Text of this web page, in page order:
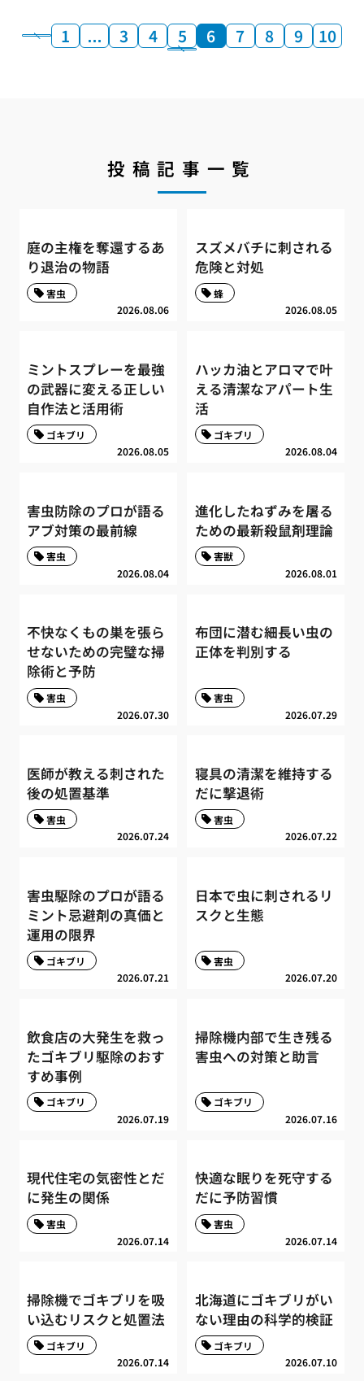
1 … 3 4 5 6 7 8 9 10
投稿記事一覧
庭の主権を奪還するあ
り退治の物語
2026.08.06
害虫
スズメバチに刺される
危険と対処
2026.08.05
蜂
ミントスプレーを最強
の武器に変える正しい
自作法と活用術
2026.08.05
ゴキブリ
ハッカ油とアロマで叶
える清潔なアパート生
活
2026.08.04
ゴキブリ
害虫防除のプロが語る
アブ対策の最前線
2026.08.04
害虫
進化したねずみを屠る
ための最新殺鼠剤理論
2026.08.01
害獣
不快なくもの巣を張ら
せないための完璧な掃
除術と予防
2026.07.30
害虫
布団に潜む細長い虫の
正体を判別する
2026.07.29
害虫
医師が教える刺された
後の処置基準
2026.07.24
害虫
寝具の清潔を維持する
だに撃退術
2026.07.22
害虫
害虫駆除のプロが語る
ミント忌避剤の真価と
運用の限界
2026.07.21
ゴキブリ
日本で虫に刺されるリ
スクと生態
2026.07.20
害虫
飲食店の大発生を救っ
たゴキブリ駆除のおす
すめ事例
2026.07.19
ゴキブリ
掃除機内部で生き残る
害虫への対策と助言
2026.07.16
ゴキブリ
現代住宅の気密性とだ
に発生の関係
2026.07.14
害虫
快適な眠りを死守する
だに予防習慣
2026.07.14
害虫
掃除機でゴキブリを吸
い込むリスクと処置法
2026.07.14
ゴキブリ
北海道にゴキブリがい
ない理由の科学的検証
2026.07.10
ゴキブリ